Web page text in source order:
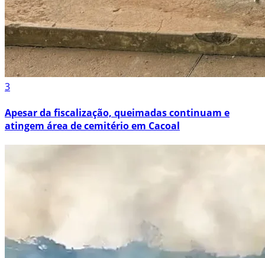
3
Apesar da fiscalização, queimadas continuam e
atingem área de cemitério em Cacoal